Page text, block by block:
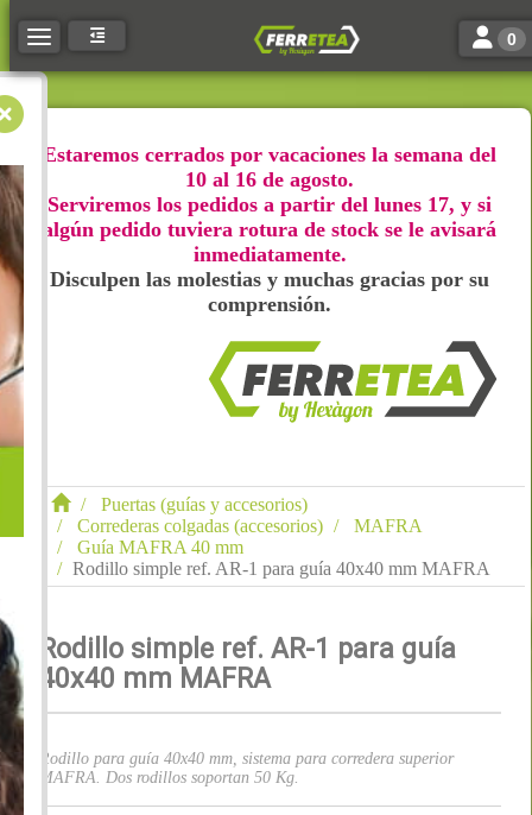
Toggle navigation Toggle
0
Estaremos cerrados por vacaciones la semana del
10 al 16 de agosto.
Serviremos los pedidos a partir del lunes 17, y si
algún pedido tuviera rotura de stock se le avisará
inmediatamente.
Disculpen las molestias y muchas gracias por su
comprensión.
Puertas (guías y accesorios)
Correderas colgadas (accesorios)
MAFRA
Guía MAFRA 40 mm
Rodillo simple ref. AR-1 para guía 40x40 mm MAFRA
Rodillo simple ref. AR-1 para guía
40x40 mm MAFRA
Rodillo para guía 40x40 mm, sistema para corredera superior
MAFRA. Dos rodillos soportan 50 Kg.